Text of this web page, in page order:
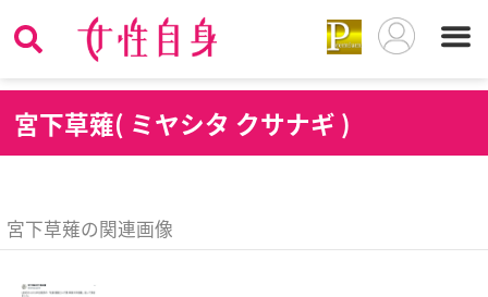
宮下草薙( ミヤシタ クサナギ )
宮下草薙の関連画像